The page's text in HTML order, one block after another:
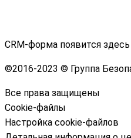
CRM-форма появится здесь
©2016-2023 © Группа
Все права защищены
Cookie-файлы
Настройка cookie-файлов